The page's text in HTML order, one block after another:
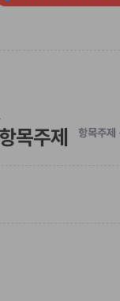
목주제 항목주제